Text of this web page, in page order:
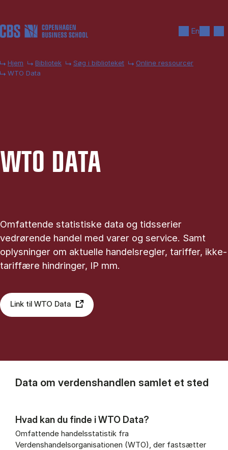
En
Hjem Bibliotek Søg i biblioteket
Online ressourcer
WTO Data
WTO DATA
Omfattende statistiske data og tidsserier
vedrørende handel med varer og service. Samt
oplysninger om aktuelle handelsregler, tariffer, ikke-
tariffære hindringer, IP mm.
Link til WTO Data
Data om verdenshandlen samlet et sted
Hvad kan du finde i WTO Data?
Omfattende handelsstatistik fra
Verdenshandelsorganisationen (WTO), der fastsætter